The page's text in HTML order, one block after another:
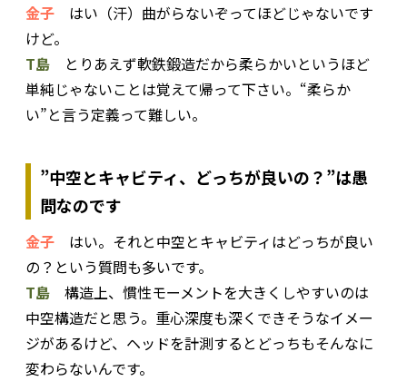
金子 はい（汗）曲がらないぞってほどじゃないです
けど。
T島 とりあえず軟鉄鍛造だから柔らかいというほど
単純じゃないことは覚えて帰って下さい。“柔らか
い”と言う定義って難しい。
”中空とキャビティ、どっちが良いの？”は愚
問なのです
金子 はい。それと中空とキャビティはどっちが良い
の？という質問も多いです。
T島 構造上、慣性モーメントを大きくしやすいのは
中空構造だと思う。重心深度も深くできそうなイメー
ジがあるけど、ヘッドを計測するとどっちもそんなに
変わらないんです。